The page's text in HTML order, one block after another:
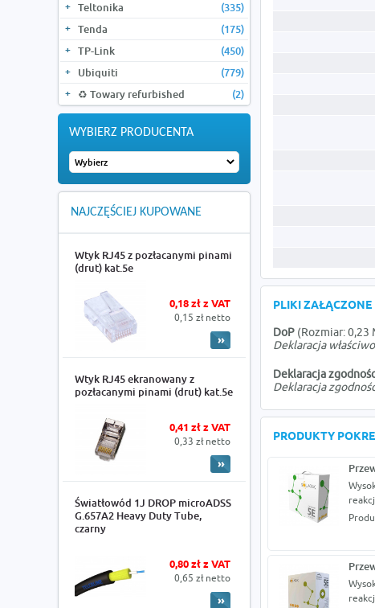
Teltonika
(335)
Tenda
(175)
TP-Link
(450)
Ubiquiti
(779)
♻️ Towary refurbished
(2)
WYBIERZ PRODUCENTA
NAJCZĘŚCIEJ KUPOWANE
Wtyk RJ45 z pozłacanymi pinami
(drut) kat.5e
0,18 zł z VAT
0,15 zł netto
Wtyk RJ45 ekranowany z
pozłacanymi pinami (drut) kat.5e
0,41 zł z VAT
0,33 zł netto
Światłowód 1J DROP microADSS
G.657A2 Heavy Duty Tube,
czarny
0,80 zł z VAT
0,65 zł netto
PLIKI ZAŁĄCZONE
DoP (Rozmiar: 0,23
Deklaracja
Deklaracja
Deklaracja
PRODUKTY